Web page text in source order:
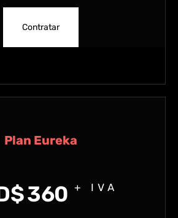
Contratar
Plan Eureka
360 + IVA